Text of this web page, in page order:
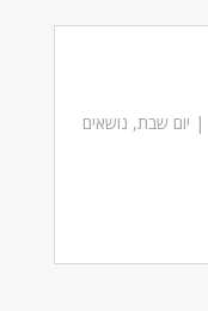
| יום שבת, נושאים